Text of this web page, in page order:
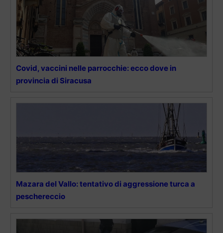
Covid, vaccini nelle parrocchie: ecco dove in
provincia di Siracusa
Mazara del Vallo: tentativo di aggressione turca a
peschereccio